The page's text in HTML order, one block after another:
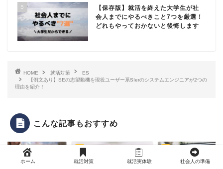
5
【保存版】就活を終えた大学生が社
会人までにやるべきこと7つを厳選！
どれもやっておかないと後悔します
HOME 就活対策
ES
【例文あり】SEの志望動機を現役ユーザー系SIerのシステムエンジニアが2つの
理由を紹介！
こんな記事もおすすめ
ES
ホーム 就活対策 就活実体験 社会人の準備